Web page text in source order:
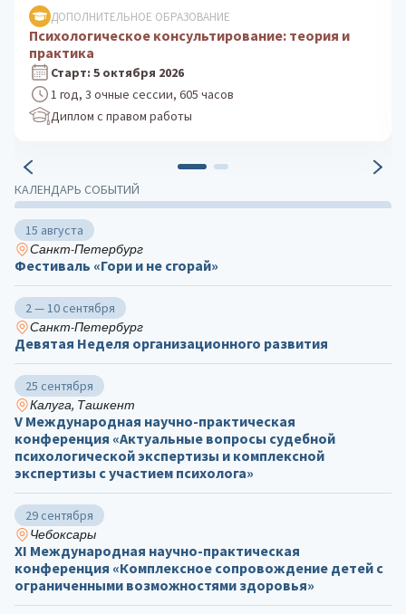
КАЛЕНДАРЬ СОБЫТИЙ
15 августа
Санкт-Петербург
Фестиваль «Гори и не сгорай»
2 — 10 сентября
Санкт-Петербург
Девятая Неделя организационного развития
25 сентября
Калуга, Ташкент
V Международная научно-практическая
конференция «Актуальные вопросы судебной
психологической экспертизы и комплексной
экспертизы с участием психолога»
29 сентября
Чебоксары
ХΙ Международная научно-практическая
конференция «Комплексное сопровождение детей с
ограниченными возможностями здоровья»
ДОПОЛНИТЕЛЬНОЕ ОБРАЗОВАНИЕ
Клиническая психология: практика
психологического консультирования
Старт: 24 августа 2026
1 год, 3 очные сессии, 605 часов
Диплом с правом работы